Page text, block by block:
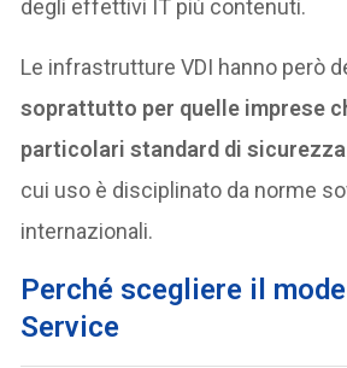
degli effettivi IT più contenuti.
Le infrastrutture VDI hanno però
soprattutto per quelle imprese
particolari standard di sicurezza
cui uso è disciplinato da norme
internazionali.
Perché scegliere il
Service